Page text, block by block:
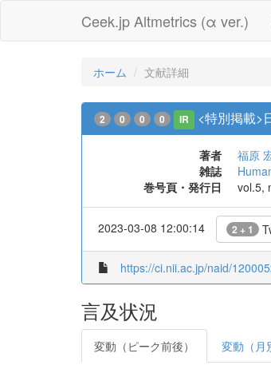
Ceek.jp Altmetrics (α ver.)
ホーム 文献詳細
2 0 0 0 IR <特別掲載>
著者 福原
雑誌
巻号頁・発行日
vol.5,
2023-03-08 12:00:14 2 + 1
https://ci.nii.ac.jp/naid/
言及状況
変動（ピーク前後） 変動（月